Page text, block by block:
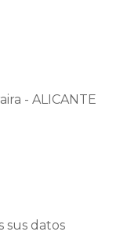
- ALICANTE
sus datos